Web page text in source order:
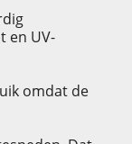
en UV-
omdat de